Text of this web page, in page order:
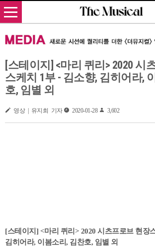
[스테이지] <마리 퀴리> 2020 시
스케치 1부 - 김소향, 김히어라,
호, 임별 외
영상 | 유지희 기자 2020-01-28 3,602
[스테이지] <마리 퀴리> 2020 시츠프로브 현장
김히어라, 이봄소리, 김찬호, 임별 외